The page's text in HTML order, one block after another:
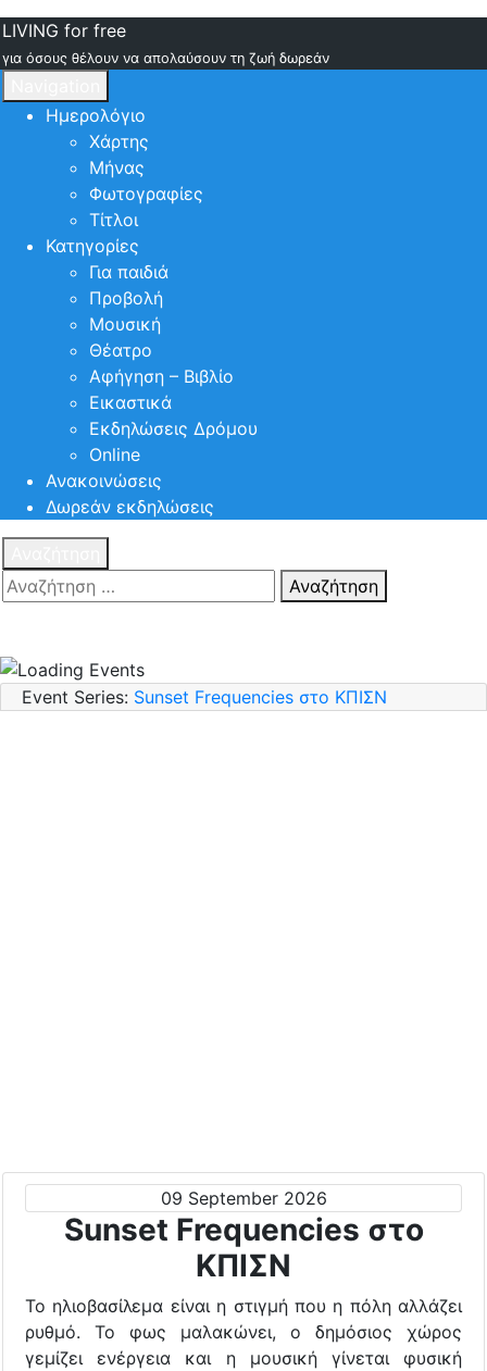
LIVING for free
για όσους θέλουν να απολαύσουν τη ζωή δωρεάν
Ημερολόγιο
Χάρτης
Μήνας
Φωτογραφίες
Τίτλοι
Κατηγορίες
Για παιδιά
Προβολή
Μουσική
Θέατρο
Αφήγηση – Βιβλίο
Εικαστικά
Εκδηλώσεις Δρόμου
Online
Ανακοινώσεις
Δωρεάν εκδηλώσεις
Αναζήτηση
Event Series: Sunset Frequencies στο ΚΠΙΣΝ
09 September 2026
Sunset Frequencies στο
ΚΠΙΣΝ
Το ηλιοβασίλεμα είναι η στιγμή που η πόλη αλλάζει
ρυθμό. Το φως μαλακώνει, ο δημόσιος χώρος
γεμίζει ενέργεια και η μουσική γίνεται φυσική